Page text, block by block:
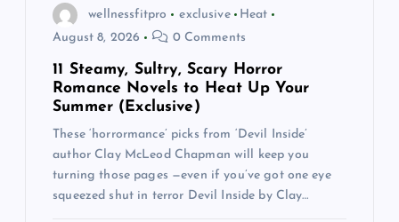
wellnessfitpro exclusive
Heat
August 8, 2026
0 Comments
11 Steamy, Sultry, Scary Horror
Romance Novels to Heat Up Your
Summer (Exclusive)
These ‘horrormance’ picks from ‘Devil Inside’
author Clay McLeod Chapman will keep you
turning those pages —even if you’ve got one eye
squeezed shut in terror Devil Inside by Clay…